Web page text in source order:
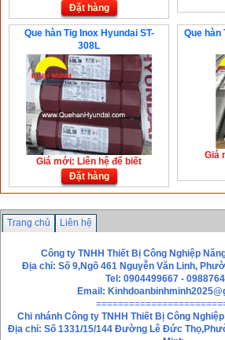
Đặt hàng
Que hàn Tig Inox Hyundai ST-
308L
Giá mới: Liên hệ để biết
Đặt hàng
Que hàn
Giá
Trang chủ Liên hệ
Công ty TNHH Thiết Bị Công Nghiệp
Địa chỉ: Số 9,Ngõ 461 Nguyễn Văn Linh,
Tel: 0904499667 -
Email:
Chi nhánh Công ty TNHH Thiết Bị Công
Địa chỉ: Số 1331/15/144 Đường Lê Đức